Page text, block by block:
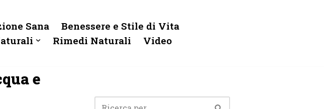
Sana
Benessere e Stile di Vita
Rimedi Naturali Video
e